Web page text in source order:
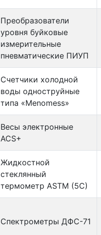
Преобразователи
уровня буйковые
измерительные
пневматические ПИУП
Счетчики холодной
воды одноструйные
типа «Menomess»
Весы электронные
ACS+
Жидкостной
стеклянный
термометр ASTM (5C)
Спектрометры ДФС-71